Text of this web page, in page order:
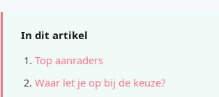
In dit artikel
Top aanraders
Waar let je op bij de keuze?